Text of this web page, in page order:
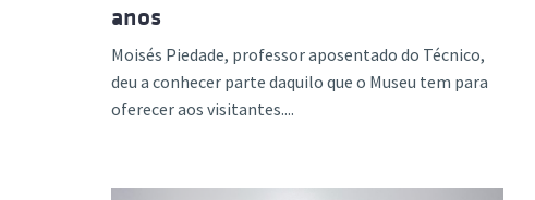
anos
Moisés Piedade, professor aposentado do Técnico,
deu a conhecer parte daquilo que o Museu tem para
oferecer aos visitantes....